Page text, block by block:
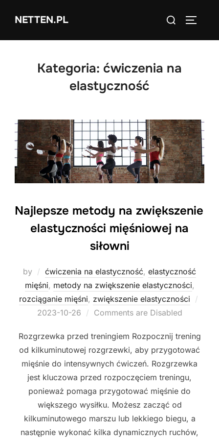
NETTEN.PL
Search
Kategoria: ćwiczenia na
elastyczność
Najlepsze metody na zwiększenie
elastyczności mięśniowej na
siłowni
by ćwiczenia na elastyczność, elastyczność
mięśni, metody na zwiększenie elastyczności,
rozciąganie mięśni, zwiększenie elastyczności
2023-10-26 Comments are Disabled
Rozgrzewka przed treningiem Rozpocznij trening
od kilkuminutowej rozgrzewki, aby przygotować
mięśnie do intensywnych ćwiczeń. Rozgrzewka
jest kluczowa przed rozpoczęciem treningu,
ponieważ pomaga przygotować mięśnie do
większego wysiłku. Możesz zacząć od
kilkuminutowego marszu lub lekkiego biegu, a
następnie wykonać kilka dynamicznych ruchów,